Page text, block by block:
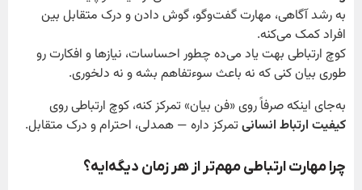
به رشد آگاهی، مهارت گفت‌وگو، گوش دادن و درک متقابل بین
افراد کمک می‌کنه.
کوچ ارتباطی بهت یاد می‌ده چطور احساسات، نیازها و افکارت رو
طوری بیان کنی که نه باعث سوءتفاهم بشه و نه دلخوری.
به‌جای اینکه صرفاً روی «فن بیان» تمرکز کنه، کوچ ارتباطی روی
کیفیت ارتباط انسانی تمرکز داره — همدلی، احترام و درک متقابل.
چرا مهارت ارتباطی مهم‌تر از هر زمان دیگه‌ایه؟